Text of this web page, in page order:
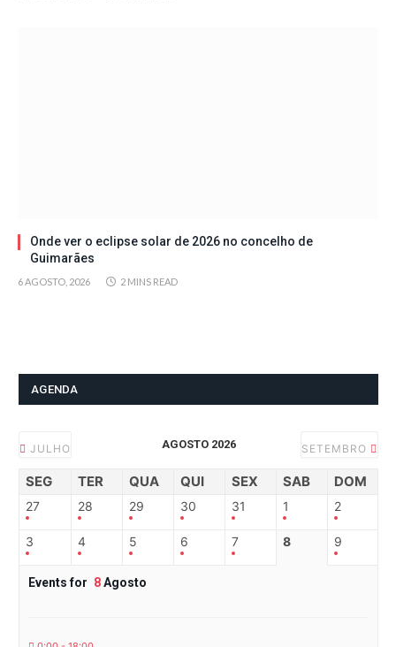
Onde ver o eclipse solar de 2026 no concelho de
Guimarães
6 AGOSTO, 2026 2 MINS READ
AGENDA
JULHO AGOSTO 2026 SETEMBRO
SEG TER QUA QUI SEX SAB DOM
27 28 29 30 31 1 2
3 4 5 6 7 8 9
Events for 8Agosto